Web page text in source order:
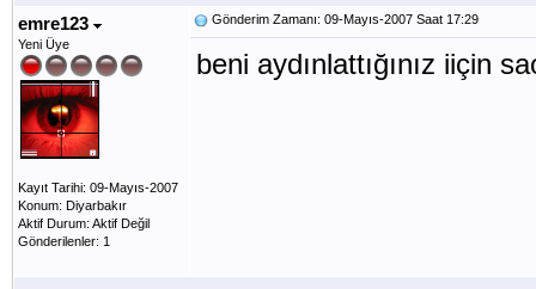
emre123
Yeni Üye
Kayıt Tarihi: 09-Mayıs-2007
Konum: Diyarbakır
Aktif Durum: Aktif Değil
Gönderilenler: 1
Gönderim Zamanı: 09-Mayıs-2007 Saat 17:29
beni aydınlattığınız iiçin